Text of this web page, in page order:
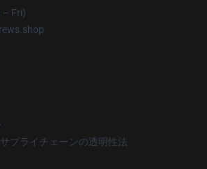
– Fri)
プライチェーンの透明性法